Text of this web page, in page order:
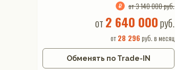
от 3 140 000 руб.
от 2 640 000руб.
от28 296 руб. в месяц
Обменять по Trade-IN